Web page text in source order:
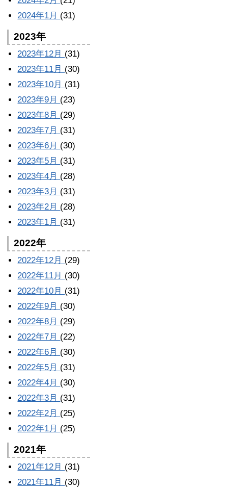
2024年1月 (31)
2023年
2023年12月 (31)
2023年11月 (30)
2023年10月 (31)
2023年9月 (23)
2023年8月 (29)
2023年7月 (31)
2023年6月 (30)
2023年5月 (31)
2023年4月 (28)
2023年3月 (31)
2023年2月 (28)
2023年1月 (31)
2022年
2022年12月 (29)
2022年11月 (30)
2022年10月 (31)
2022年9月 (30)
2022年8月 (29)
2022年7月 (22)
2022年6月 (30)
2022年5月 (31)
2022年4月 (30)
2022年3月 (31)
2022年2月 (25)
2022年1月 (25)
2021年
2021年12月 (31)
2021年11月 (30)